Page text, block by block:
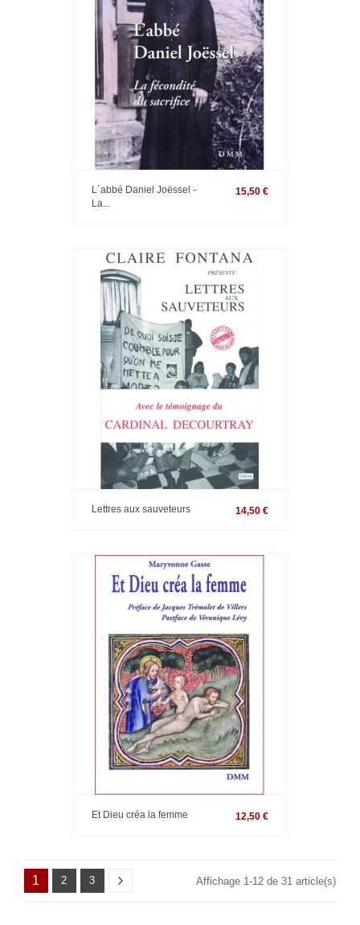
L´abbé Daniel Joëssel -
La...
15,50 €
Lettres aux sauveteurs 14,50 €
Et Dieu créa la femme 12,50 €
1 2 3 Affichage 1-12 de 31 article(s)